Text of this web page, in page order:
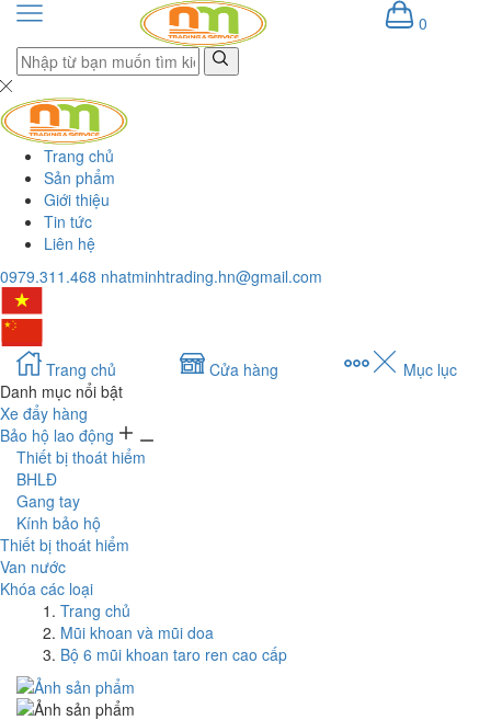
0
Trang chủ
Sản phẩm
Giới thiệu
Tin tức
Liên hệ
0979.311.468 nhatminhtrading.hn@gmail.com
Trang chủ Cửa hàng
Mục lục
Danh mục nổi bật
Xe đẩy hàng
Bảo hộ lao động
Thiết bị thoát hiểm
BHLĐ
Gang tay
Kính bảo hộ
Thiết bị thoát hiểm
Van nước
Khóa các loại
Trang chủ
Mũi khoan và mũi doa
Bộ 6 mũi khoan taro ren cao cấp